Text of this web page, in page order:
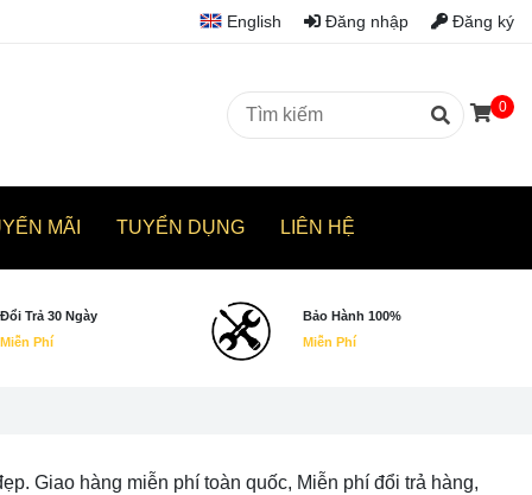
Giao hàng miễn phí toàn quốc, Miễn phí đổi trả hàng,
English Đăng nhập Đăng ký
0
MÃI TUYỂN DỤNG LIÊN HỆ
Đổi Trả 30 Ngày
Miễn Phí
Bảo Hành 100%
Miễn Phí